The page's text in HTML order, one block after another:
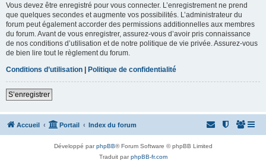
Vous devez être enregistré pour vous connecter. L’enregistrement ne prend
que quelques secondes et augmente vos possibilités. L’administrateur du
forum peut également accorder des permissions additionnelles aux membres
du forum. Avant de vous enregistrer, assurez-vous d’avoir pris connaissance
de nos conditions d’utilisation et de notre politique de vie privée. Assurez-vous
de bien lire tout le règlement du forum.
Conditions d’utilisation | Politique de confidentialité
S’enregistrer
Accueil Portail Index du forum
Développé parphpBB® Forum Software © phpBB Limited
Traduit parphpBB-fr.com